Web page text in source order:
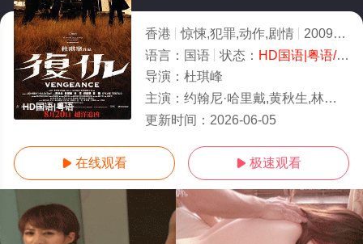
HD国语|粤语
香港 惊悚,犯罪,动作,剧情 2009
语言： 国语 状态： HD国语|粤语/高清
导演： 杜琪峰
主演： 约翰尼·哈里戴,黄秋生,林家栋,林雪,叶璇,任达华,黄日华,张兆辉,吴廷烨,邵美琪,西尔维·泰斯蒂,谷祖琳,冯淬帆
更新时间： 2026-06-05
 在线观看  极速观看